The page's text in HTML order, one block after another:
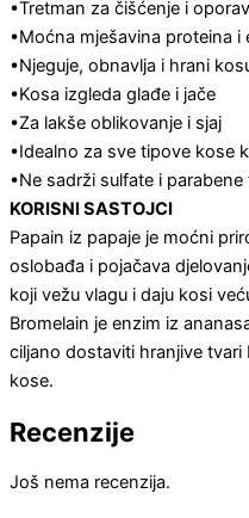
•Tretman za čišćenje i
•Moćna mješavina proteina i
•Njeguje, obnavlja i hrani
•Kosa izgleda glađe i jače
•Za lakše oblikovanje i sjaj
•Idealno za sve tipove kose
•Ne sadrži sulfate i
KORISNI SASTOJCI
Papain iz papaje je moćni
oslobađa i pojačava
koji vežu vlagu i daju kosi
Bromelain je enzim iz
ciljano dostaviti hranjive tvari
kose.
Recenzije
Još nema recenzija.